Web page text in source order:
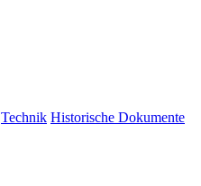
Technik Historische Dokumente